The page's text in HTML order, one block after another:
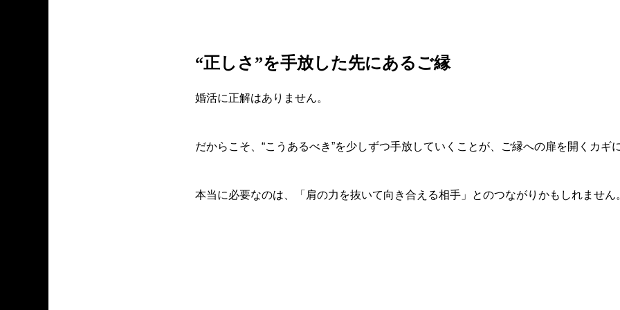
“正しさ”を手放した先にあるご縁
婚活に正解はありません。
だからこそ、“こうあるべき”を少しずつ手放していくことが、ご縁への扉を開くカギ
本当に必要なのは、「肩の力を抜いて向き合える相手」とのつながりかもしれません